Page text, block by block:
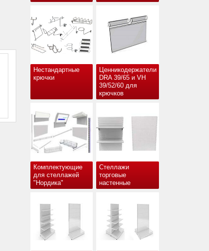
Нестандартные
крючки
Ценникодержатели
DRA 39/65 и VH
39/52/60 для
крючков
Комплектующие
для стеллажей
"Нордика"
Стеллажи
торговые
настенные